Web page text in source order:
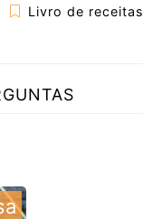
Livro de receitas